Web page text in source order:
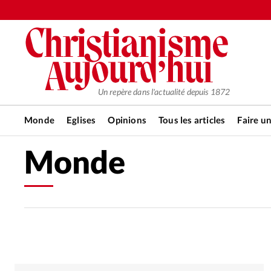
Un repère dans l'actualité depuis 1872
Monde Eglises Opinions Tous les articles Faire
RUBRIQUES
Monde